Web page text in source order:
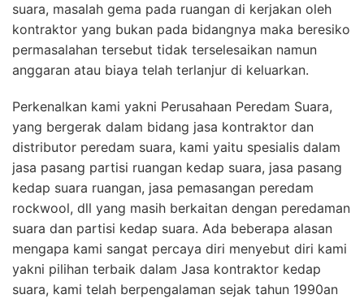
suara, masalah gema pada ruangan di kerjakan oleh
kontraktor yang bukan pada bidangnya maka beresiko
permasalahan tersebut tidak terselesaikan namun
anggaran atau biaya telah terlanjur di keluarkan.
Perkenalkan kami yakni Perusahaan Peredam Suara,
yang bergerak dalam bidang jasa kontraktor dan
distributor peredam suara, kami yaitu spesialis dalam
jasa pasang partisi ruangan kedap suara, jasa pasang
kedap suara ruangan, jasa pemasangan peredam
rockwool, dll yang masih berkaitan dengan peredaman
suara dan partisi kedap suara. Ada beberapa alasan
mengapa kami sangat percaya diri menyebut diri kami
yakni pilihan terbaik dalam Jasa kontraktor kedap
suara, kami telah berpengalaman sejak tahun 1990an